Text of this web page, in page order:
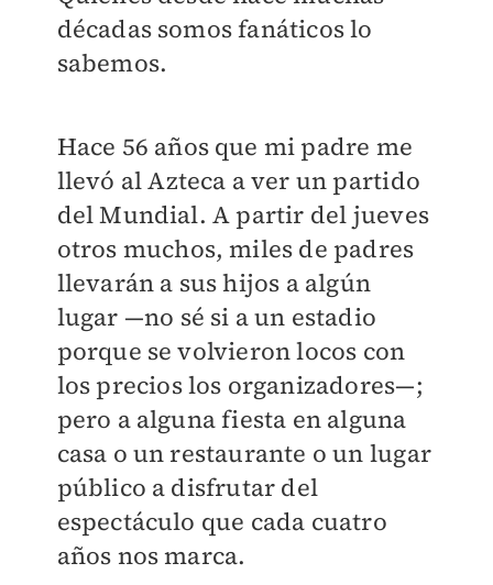
décadas somos fanáticos lo
sabemos.
Hace 56 años que mi padre me
llevó al Azteca a ver un partido
del Mundial. A partir del jueves
otros muchos, miles de padres
llevarán a sus hijos a algún
lugar —no sé si a un estadio
porque se volvieron locos con
los precios los organizadores—;
pero a alguna fiesta en alguna
casa o un restaurante o un lugar
público a disfrutar del
espectáculo que cada cuatro
años nos marca.